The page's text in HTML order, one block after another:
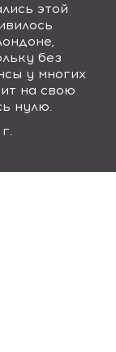
этой
без
у многих
на свою
нулю.